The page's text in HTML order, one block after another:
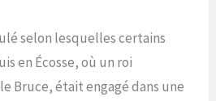
selon lesquelles certains
en Écosse, où un roi
Bruce, était engagé dans une